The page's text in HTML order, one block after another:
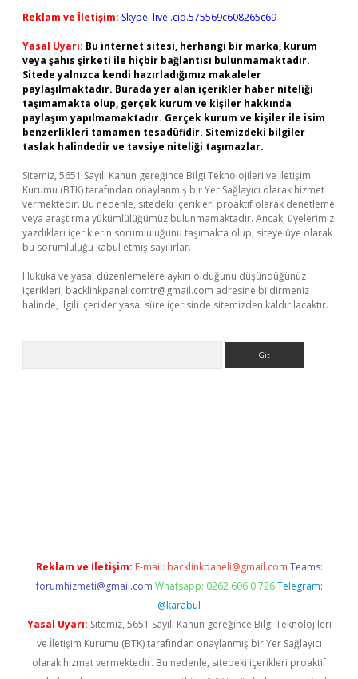
Reklam ve İletişim: Skype: live:.cid.575569c608265c69
Yasal Uyarı: Bu internet sitesi, herhangi bir marka, kurum
veya şahıs şirketi ile hiçbir bağlantısı bulunmamaktadır.
Sitede yalnızca kendi hazırladığımız makaleler
paylaşılmaktadır. Burada yer alan içerikler haber niteliği
taşımamakta olup, gerçek kurum ve kişiler hakkında
paylaşım yapılmamaktadır. Gerçek kurum ve kişiler ile isim
benzerlikleri tamamen tesadüfidir. Sitemizdeki bilgiler
taslak halindedir ve tavsiye niteliği taşımazlar.
Sitemiz, 5651 Sayılı Kanun gereğince Bilgi Teknolojileri ve İletişim
Kurumu (BTK) tarafından onaylanmış bir Yer Sağlayıcı olarak hizmet
vermektedir. Bu nedenle, sitedeki içerikleri proaktif olarak denetleme
veya araştırma yükümlülüğümüz bulunmamaktadır. Ancak, üyelerimiz
yazdıkları içeriklerin sorumluluğunu taşımakta olup, siteye üye olarak
bu sorumluluğu kabul etmiş sayılırlar.
Hukuka ve yasal düzenlemelere aykırı olduğunu düşündüğünüz
içerikleri, backlinkpanelicomtr@gmail.com adresine bildirmeniz
halinde, ilgili içerikler yasal süre içerisinde sitemizden kaldırılacaktır.
Reklam ve İletişim: E-mail: backlinkpaneli@gmail.com Teams:
forumhizmeti@gmail.com Whatsapp: 0262 606 0 726 Telegram:
@karabul
Yasal Uyarı: Sitemiz, 5651 Sayılı Kanun gereğince Bilgi Teknolojileri
ve İletişim Kurumu (BTK) tarafından onaylanmış bir Yer Sağlayıcı
olarak hizmet vermektedir. Bu nedenle, sitedeki içerikleri proaktif